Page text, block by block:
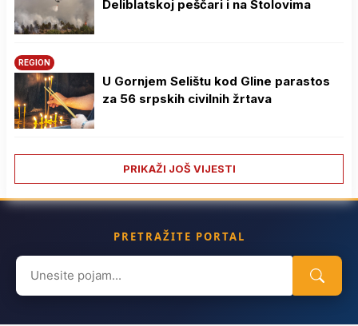
Deliblatskoj peščari i na Stolovima
REGION
U Gornjem Selištu kod Gline parastos
za 56 srpskih civilnih žrtava
PRIKAŽI JOŠ VIJESTI
PRETRAŽITE PORTAL
Search
for: